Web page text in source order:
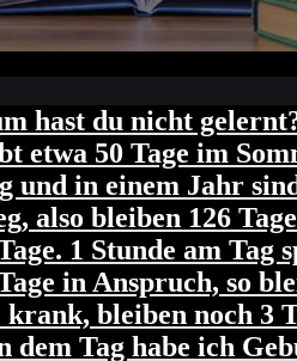
hast du nicht
etwa 50 Tage im
und in einem Jahr
also bleiben 126
1 Stunde am
in Anspruch, so
bleiben noch 3
dem Tag habe ich